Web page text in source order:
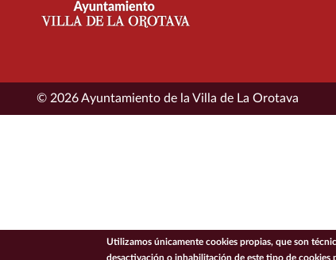
© 2026 Ayuntamiento de la Villa de La Orotava
Utilizamos únicamente cookies propias, que son
desactivación o inhabilitación de este tipo de cookies